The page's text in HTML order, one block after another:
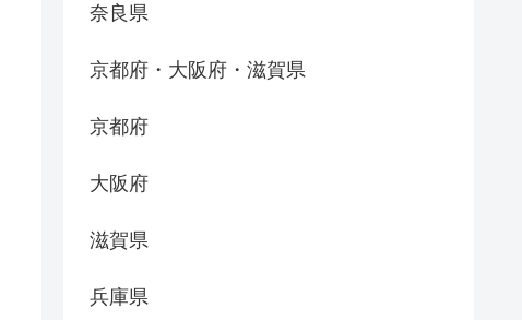
奈良県
京都府・大阪府・滋賀県
京都府
大阪府
滋賀県
兵庫県